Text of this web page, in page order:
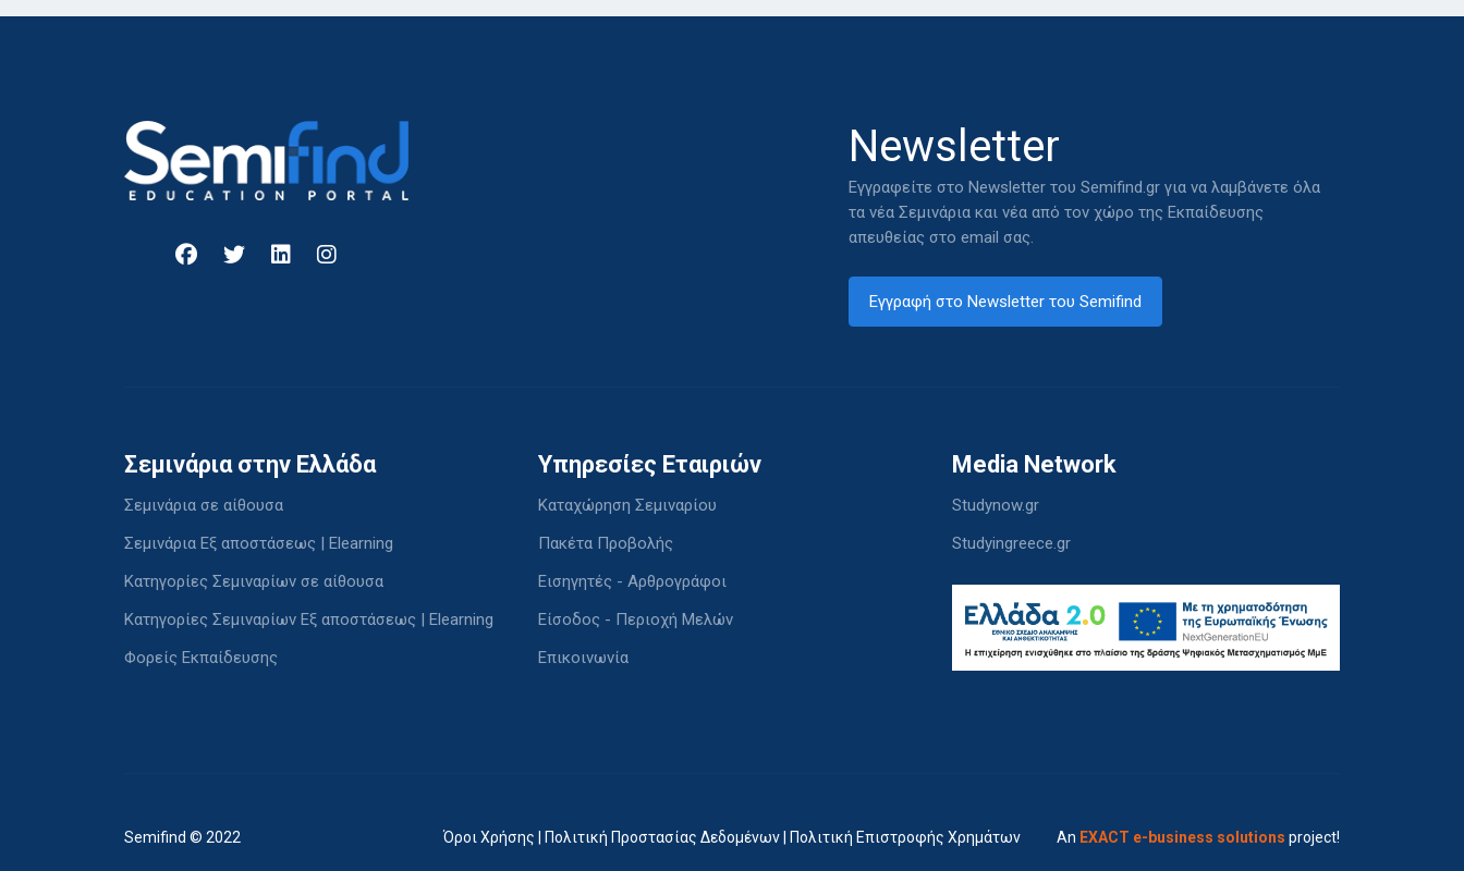
Newsletter
Εγγραφείτε στο Newsletter του Semifind.gr για να λαμβάνετε όλα
τα νέα Σεμινάρια και νέα από τον χώρο της Εκπαίδευσης
απευθείας στο email σας.
Εγγραφή στο Newsletter του Semifind
Σεμινάρια στην Ελλάδα
Σεμινάρια σε αίθουσα
Σεμινάρια Εξ αποστάσεως | Elearning
Κατηγορίες Σεμιναρίων σε αίθουσα
Κατηγορίες Σεμιναρίων Εξ αποστάσεως | Elearning
Φορείς Εκπαίδευσης
Υπηρεσίες Εταιριών
Καταχώρηση Σεμιναρίου
Πακέτα Προβολής
Εισηγητές - Αρθρογράφοι
Είσοδος - Περιοχή Μελών
Επικοινωνία
Media Network
Studynow.gr
Studyingreece.gr
Όροι Χρήσης Πολιτική Προστασίας Δεδομένων Πολιτική Επιστροφής Χρημάτων
Semifind © 2022 An EXACT e-business solutions project!